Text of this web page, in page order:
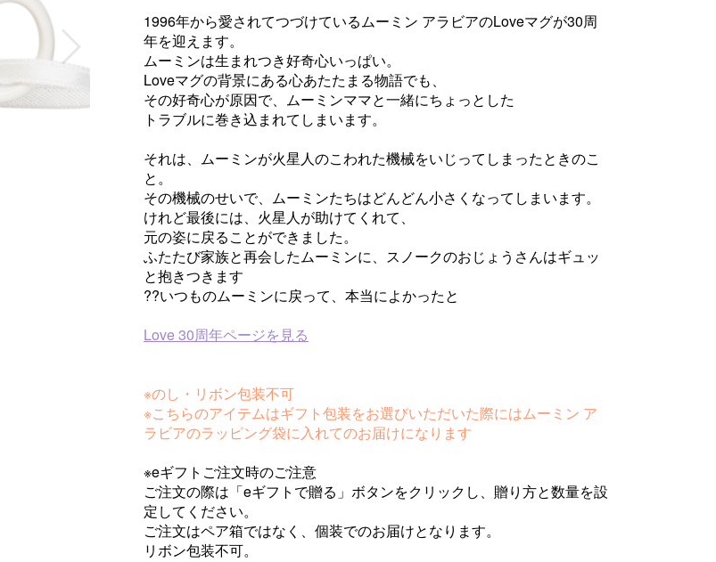
1996年から愛されてつづけているムーミン アラビアのLoveマグが30周
年を迎えます。
ムーミンは生まれつき好奇心いっぱい。
Loveマグの背景にある心あたたまる物語でも、
その好奇心が原因で、ムーミンママと一緒にちょっとした
トラブルに巻き込まれてしまいます。
それは、ムーミンが火星人のこわれた機械をいじってしまったときのこ
と。
その機械のせいで、ムーミンたちはどんどん小さくなってしまいます。
けれど最後には、火星人が助けてくれて、
元の姿に戻ることができました。
ふたたび家族と再会したムーミンに、スノークのおじょうさんはギュッ
と抱きつきます
??いつものムーミンに戻って、本当によかったと
Love 30周年ページを見る
※のし・リボン包装不可
※こちらのアイテムはギフト包装をお選びいただいた際にはムーミン ア
ラビアのラッピング袋に入れてのお届けになります
※eギフトご注文時のご注意
ご注文の際は「eギフトで贈る」ボタンをクリックし、贈り方と数量を設
定してください。
ご注文はペア箱ではなく、個装でのお届けとなります。
リボン包装不可。